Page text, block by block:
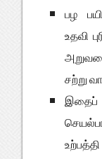
பழ
உதவி
சற்று
இதைப்